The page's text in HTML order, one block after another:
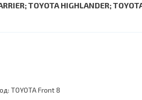
TOYOTA HIGHLANDER;
TOYOTA Front 8